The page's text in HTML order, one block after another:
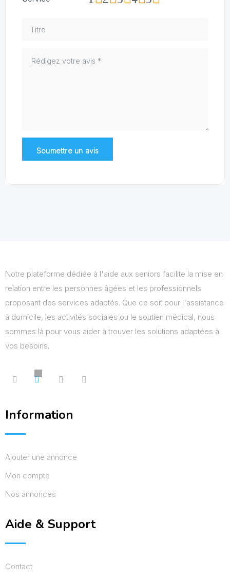
Notre plateforme dédiée à l'aide aux seniors facilite la mise en
relation entre les personnes âgées et les professionnels
proposant des services adaptés. Que ce soit pour l'assistance
à domicile, les activités sociales ou le soutien médical, nous
sommes là pour vous aider à trouver les solutions adaptées à
vos besoins.
Information
Ajouter une annonce
Mon compte
Nos annonces
Aide & Support
Contact